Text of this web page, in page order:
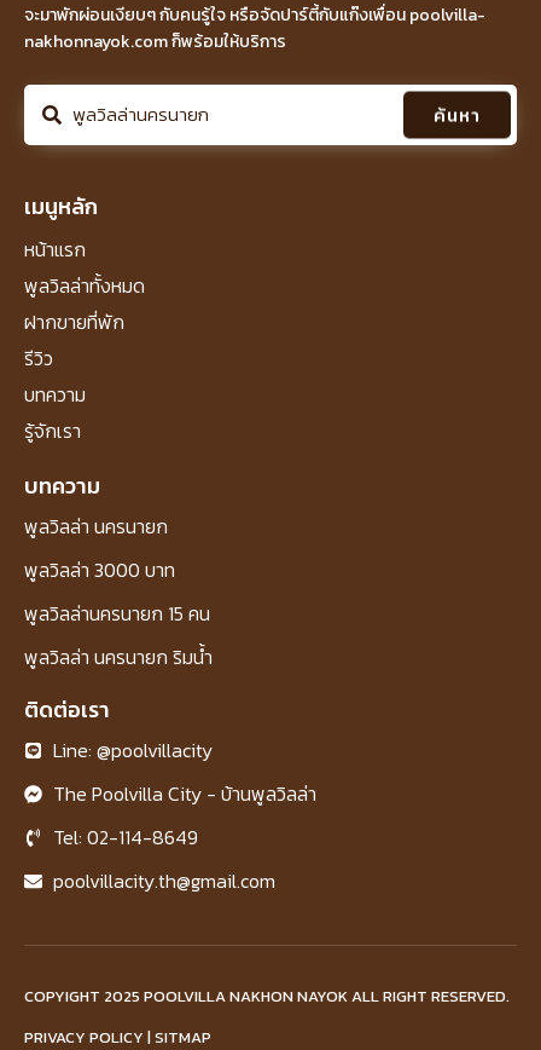
จะมาพักผ่อนเงียบๆ กับคนรู้ใจ หรือจัดปาร์ตี้กับแก๊งเพื่อน poolvilla-
nakhonnayok.com ก็พร้อมให้บริการ
ค้นหา
เมนูหลัก
หน้าแรก
พูลวิลล่าทั้งหมด
ฝากขายที่พัก
รีวิว
บทความ
รู้จักเรา
บทความ
พูลวิลล่า นครนายก
พูลวิลล่า 3000 บาท
พูลวิลล่านครนายก 15 คน
พูลวิลล่า นครนายก ริมน้ำ
ติดต่อเรา
Line: @poolvillacity
The Poolvilla City - บ้านพูลวิลล่า
Tel: 02-114-8649
poolvillacity.th@gmail.com
COPYIGHT 2025 POOLVILLA NAKHON NAYOK ALL RIGHT RESERVED.
PRIVACY POLICY | SITMAP